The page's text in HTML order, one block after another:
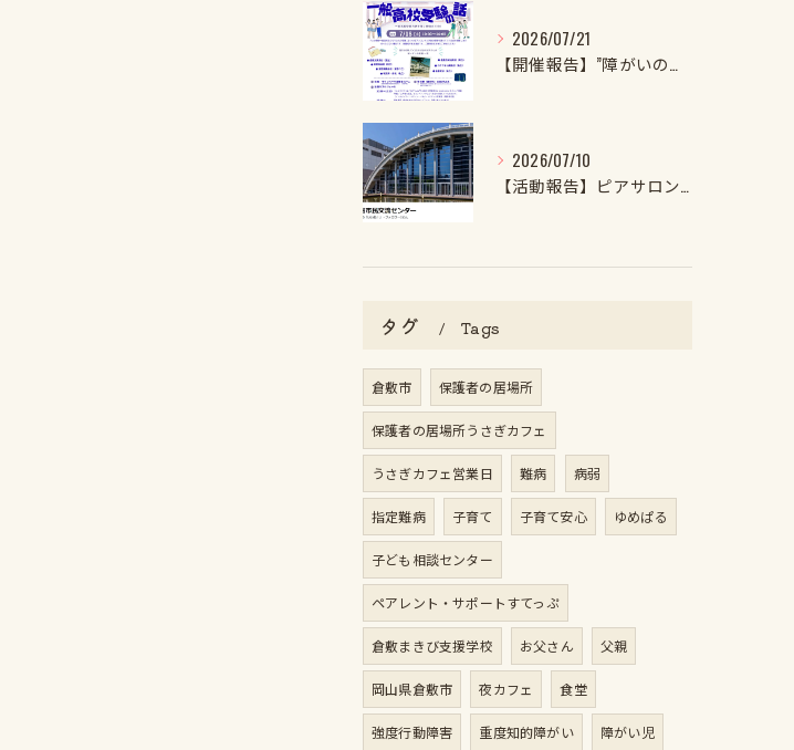
2026/07/21
【開催報告】”障がいのある子・特性強めの子の一般高校受験の話2026”を開催しました！
2026/07/10
【活動報告】ピアサロンを開催しました
タグ Tags
倉敷市 保護者の居場所
保護者の居場所うさぎカフェ
うさぎカフェ営業日 難病 病弱
指定難病 子育て 子育て安心 ゆめぱる
子ども相談センター
ペアレント・サポートすてっぷ
倉敷まきび支援学校 お父さん 父親
岡山県倉敷市 夜カフェ 食堂
強度行動障害 重度知的障がい 障がい児